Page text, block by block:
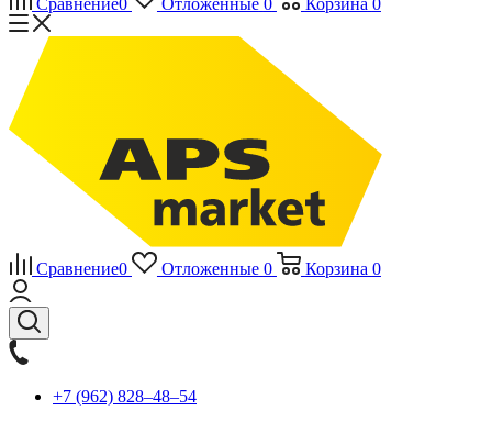
Сравнение0 Отложенные 0 Корзина 0
Сравнение0 Отложенные 0 Корзина 0
+7 (962) 828‒48‒54